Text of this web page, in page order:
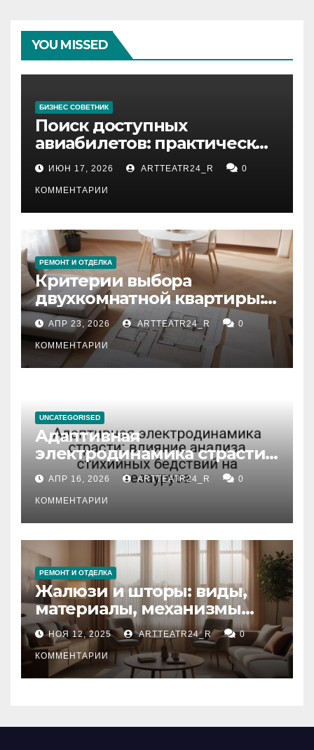
YOU MISSED
БИЗНЕС СОВЕТНИК
Поиск доступных
авиабилетов: практические
рекомендации
ИЮН 17, 2026 ARTTEATR24_R 0
КОММЕНТАРИИ
РЕМОНТ И ОТДЕЛКА
Критерии выбора
двухкомнатной квартиры:
планировка, площадь,
состояние и документация
АПР 23, 2026 ARTTEATR24_R 0
КОММЕНТАРИИ
UNCATEGORISED
Адаптивная
электродинамика страсти:
влияние анализа
стихийных бедствий на
тезауруса
АПР 16, 2026 ARTTEATR24_R 0
КОММЕНТАРИИ
РЕМОНТ И ОТДЕЛКА
Жалюзи и шторы: виды,
материалы, механизмы
управления и уход
НОЯ 12, 2025 ARTTEATR24_R 0
КОММЕНТАРИИ